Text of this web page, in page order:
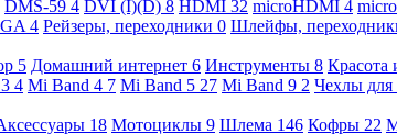
DMS-59 4 DVI (I)(D) 8 HDMI 32 microHDMI 4
4 Рейзеры, переходники 0 Шлейфы,
5 Домашний интернет 6 Инструменты 8 Красота
4 Mi Band 4 7 Mi Band 5 27 Mi Band 9 2 Чехлы
18 Мотоциклы 9 Шлема 146 Кофры 22